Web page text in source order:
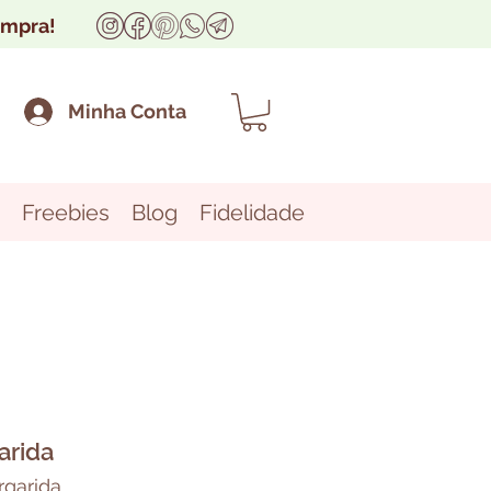
Minha Conta
Freebies Blog Fidelidade